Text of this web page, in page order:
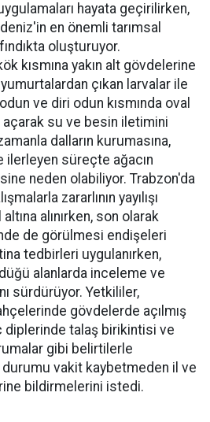
hayata geçirilirken,
en önemli tarımsal
oluşturuyor.
kısmına yakın alt gövdelerine
çıkan larvalar ile
ve diri odun kısmında oval
su ve besin iletimini
dalların kurumasına,
süreçte ağacın
neden olabiliyor. Trabzon'da
zararlının yayılışı
alınırken, son olarak
de görülmesi endişeleri
tedbirleri uygulanırken,
alanlarda inceleme ve
sürdürüyor. Yetkililer,
gövdelerde açılmış
diplerinde talaş birikintisi ve
gibi belirtilerle
durumu vakit kaybetmeden il ve
bildirmelerini istedi.